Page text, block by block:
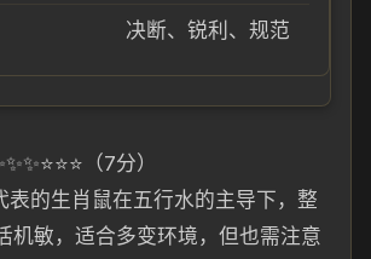
决断、锐利、规范
（7分）
表的生肖鼠在五行水的主导下，整
机敏，适合多变环境，但也需注意